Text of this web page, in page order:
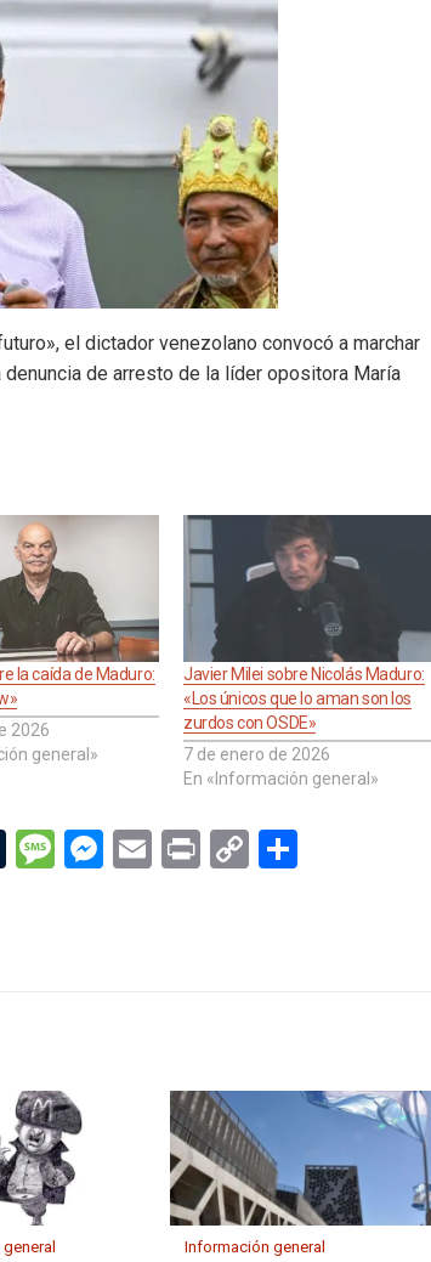
bl
r
a
g
n
g
Li
n
el dictador venezolano convocó a marchar
de arresto de la líder opositora María
la caída de Maduro:
2026
general»
Javier Milei sobre Nicolás Maduro:
«Los únicos que lo aman son los
zurdos con OSDE»
7 de enero de 2026
En «Información general»
T
M M E
Pr C
Información general